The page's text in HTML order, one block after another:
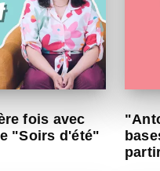
fois avec
"Soirs d'été"